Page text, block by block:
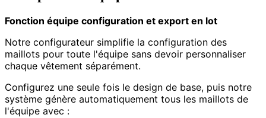
Fonction équipe configuration et export en lot
Notre configurateur simplifie la configuration des
maillots pour toute l'équipe sans devoir personnaliser
chaque vêtement séparément.
Configurez une seule fois le design de base, puis notre
système génère automatiquement tous les maillots de
l'équipe avec :